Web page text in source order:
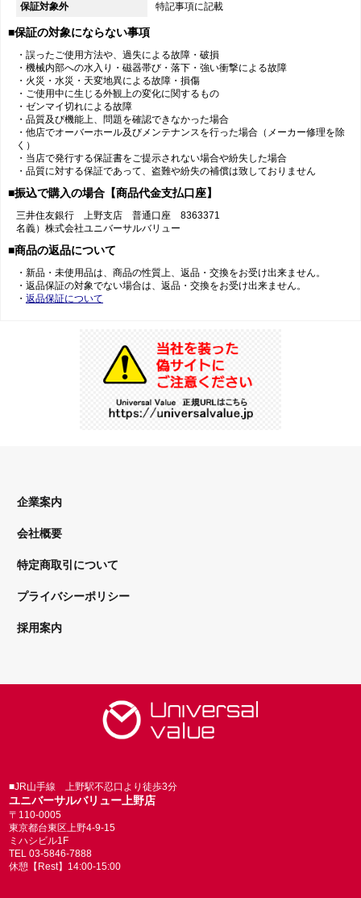
保証対象外
特記事項に記載
■保証の対象にならない事項
・誤ったご使用方法や、過失による故障・破損
・機械内部への水入り・磁器帯び・落下・強い衝撃による故障
・火災・水災・天変地異による故障・損傷
・ご使用中に生じる外観上の変化に関するもの
・ゼンマイ切れによる故障
・品質及び機能上、問題を確認できなかった場合
・他店でオーバーホール及びメンテナンスを行った場合（メーカー修理を除
く）
・当店で発行する保証書をご提示されない場合や紛失した場合
・品質に対する保証であって、盗難や紛失の補償は致しておりません
■振込で購入の場合【商品代金支払口座】
三井住友銀行 上野支店 普通口座 8363371
名義）株式会社ユニバーサルバリュー
■商品の返品について
・新品・未使用品は、商品の性質上、返品・交換をお受け出来ません。
・返品保証の対象でない場合は、返品・交換をお受け出来ません。
・ 返品保証について
企業案内
会社概要
特定商取引について
プライバシーポリシー
採用案内
■JR山手線 上野駅不忍口より徒歩3分
ユニバーサルバリュー上野店
〒110-0005
東京都台東区上野4-9-15
ミハシビル1F
TEL 03-5846-7888
休憩【Rest】14:00-15:00